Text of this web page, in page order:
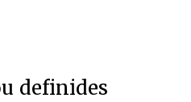
definides